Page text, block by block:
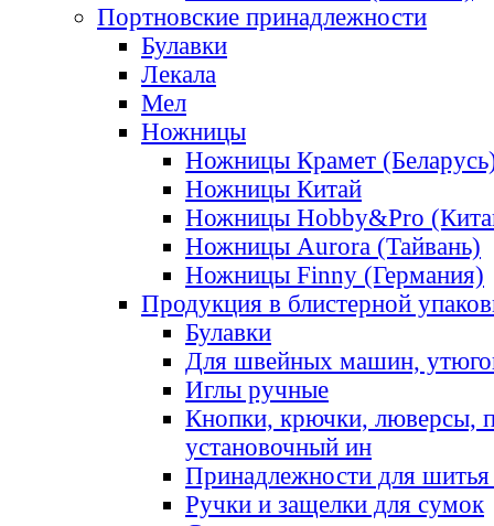
Портновские принадлежности
Булавки
Лекала
Мел
Ножницы
Ножницы Крамет
Ножницы Китай
Ножницы Hobby&Pro
Ножницы Aurora (Тайвань)
Ножницы Finny (Германия)
Продукция в блистерной
Булавки
Для швейных машин,
Иглы ручные
Кнопки, крючки, люверсы,
установочный ин
Принадлежности для шитья
Ручки и защелки для сумок